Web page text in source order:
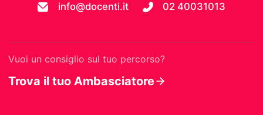
info@docenti.it 02 40031013
Vuoi un consiglio sul tuo percorso?
Trova il tuo Ambasciatore